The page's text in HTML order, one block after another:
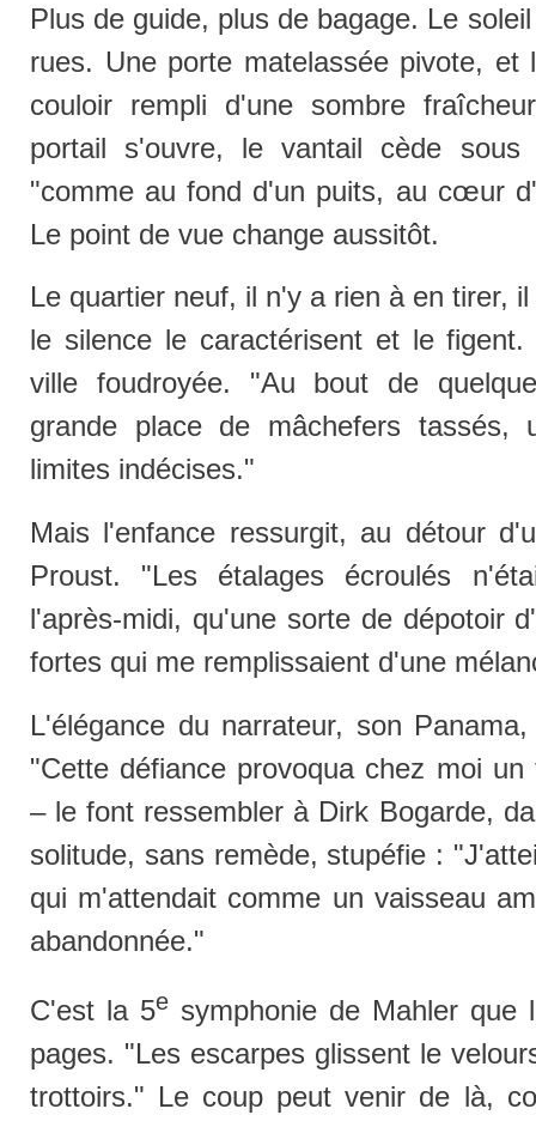
Plus de guide, plus de bagage. Le
rues. Une porte matelassée pivote, et
couloir rempli d'une sombre
portail s'ouvre, le vantail cède
"comme au fond d'un puits, au cœur
Le point de vue change aussitôt.
Le quartier neuf, il n'y a rien à en tirer,
le silence le caractérisent et le
ville foudroyée. "Au bout de
grande place de mâchefers tassés,
limites indécises."
Mais l'enfance ressurgit, au détour
Proust. "Les étalages écroulés
l'après-midi, qu'une sorte de dépotoir
fortes qui me remplissaient d'une
L'élégance du narrateur, son
"Cette défiance provoqua chez moi
– le font ressembler à Dirk Bogarde,
solitude, sans remède, stupéfie :
qui m'attendait comme un vaisseau
abandonnée."
C'est la 5e symphonie de Mahler que
pages. "Les escarpes glissent le
trottoirs." Le coup peut venir de là,